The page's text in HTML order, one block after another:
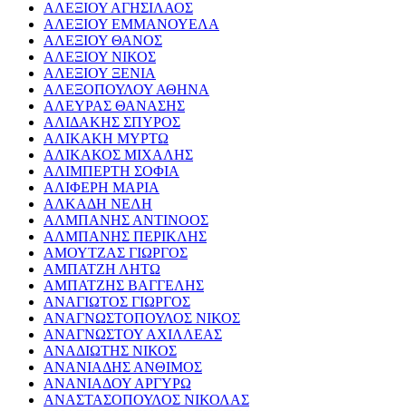
ΑΛΕΞΙΟΥ ΑΓΗΣΙΛΑΟΣ
ΑΛΕΞΙΟΥ ΕΜΜΑΝΟΥΕΛΑ
ΑΛΕΞΙΟΥ ΘΑΝΟΣ
ΑΛΕΞΙΟΥ ΝΙΚΟΣ
ΑΛΕΞΙΟΥ ΞΕΝΙΑ
ΑΛΕΞΟΠΟΥΛΟΥ ΑΘΗΝΑ
ΑΛΕΥΡΑΣ ΘΑΝΑΣΗΣ
ΑΛΙΔΑΚΗΣ ΣΠΥΡΟΣ
ΑΛΙΚΑΚΗ ΜΥΡΤΩ
ΑΛΙΚΑΚΟΣ ΜΙΧΑΛΗΣ
ΑΛΙΜΠΕΡΤΗ ΣΟΦΙΑ
ΑΛΙΦΕΡΗ ΜΑΡΙΑ
ΑΛΚΑΔΗ ΝΕΛΗ
ΑΛΜΠΑΝΗΣ ΑΝΤΙΝΟΟΣ
ΑΛΜΠΑΝΗΣ ΠΕΡΙΚΛΗΣ
ΑΜΟΥΤΖΑΣ ΓΙΩΡΓΟΣ
ΑΜΠΑΤΖΗ ΛΗΤΩ
ΑΜΠΑΤΖΗΣ ΒΑΓΓΕΛΗΣ
ΑΝΑΓΙΩΤΟΣ ΓΙΩΡΓΟΣ
ΑΝΑΓΝΩΣΤΟΠΟΥΛΟΣ ΝΙΚΟΣ
ΑΝΑΓΝΩΣΤΟΥ ΑΧΙΛΛΕΑΣ
ΑΝΑΔΙΩΤΗΣ ΝΙΚΟΣ
ΑΝΑΝΙΑΔΗΣ ΑΝΘΙΜΟΣ
ΑΝΑΝΙΑΔΟΥ ΑΡΓΥΡΩ
ΑΝΑΣΤΑΣΟΠΟΥΛΟΣ ΝΙΚΟΛΑΣ